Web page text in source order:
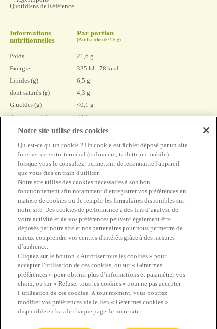
Quotidiens de Référence
Informations
nutritionnelles
Par portion
(Par tranche de 21,6 g)
Poids
21,6 g
Energie
325 kJ - 78 kcal
Lipides (g)
6,5 g
dont saturés (g)
4,3 g
Glucides (g)
<0,1 g
dont sucres (g)
<0,1 g
Protéines (g)
5,0 g
Sel (g)
0,3 g
Calcium (mg)
162 mg (20%*)
* AJR Apport Journalier
recommandé
#PRENEZPLAISIR
Trouvez vos réponses dans la rubrique FAQ
Contactez-nous
Youtube
Notre site utilise des cookies
Qu’est-ce qu’un cookie ? Un cookie est fichier déposé par un site
Internet sur votre terminal (ordinateur, tablette ou mobile)
lorsque vous le consultez, permettant de reconnaitre l'appareil
que vous êtes en train d'utiliser.
Notre site utilise des cookies nécessaires à son bon
fonctionnement afin notamment d’enregistrer vos préférences en
matière de cookies ou de remplir les formulaires disponibles sur
notre site. Des cookies de performance à des fins d’analyse de
votre activité et de vos préférences peuvent également être
déposés par notre site et nos partenaires pour nous permettre de
mieux comprendre vos centres d'intérêts grâce à des mesures
d’audience.
Cliquez sur le bouton « Autoriser tous les cookies » pour
accepter l’utilisation de ces cookies, ou sur « Gérer mes
préférences » pour obtenir plus d’informations et paramétrer vos
choix, ou sur « Refuser tous les cookies » pour ne pas accepter
l’utilisation de ces cookies. À tout moment, vous pourrez
modifier vos préférences via le lien « Gérer mes cookies »
disponible en bas de chaque page de notre site.